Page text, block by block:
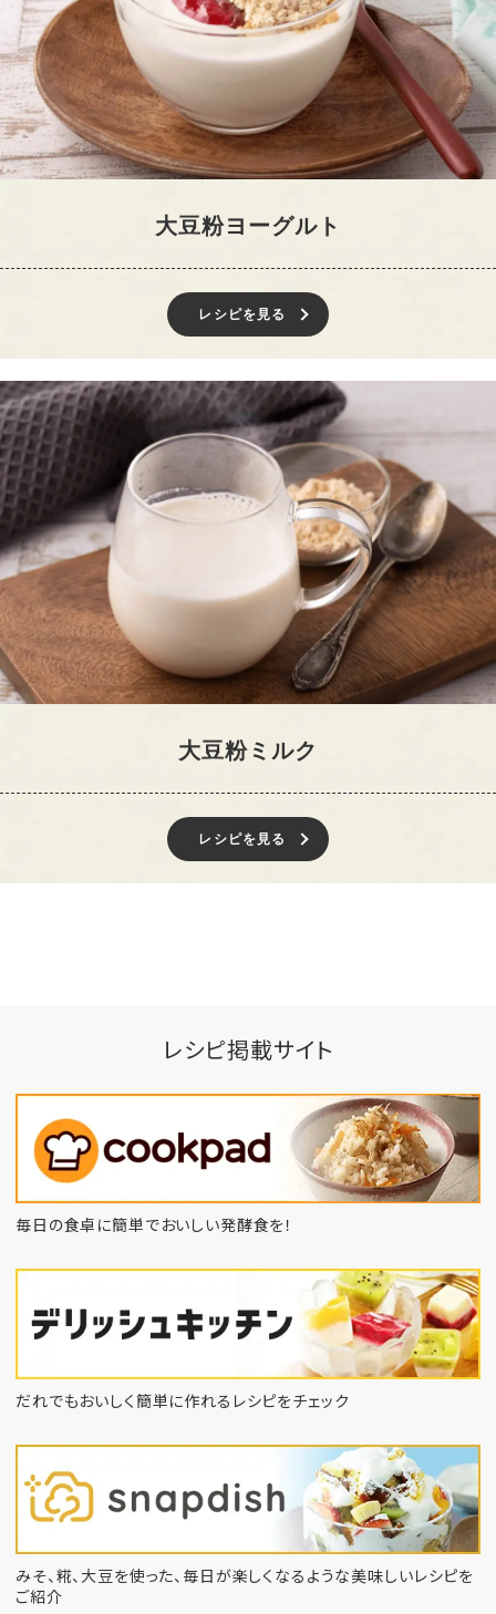
大豆粉ヨーグルト
レシピを見る
大豆粉ミルク
レシピを見る
レシピ掲載サイト
毎日の食卓に簡単でおいしい発酵食を！
だれでもおいしく簡単に作れるレシピをチェック
みそ、糀、大豆を使った、毎日が楽しくなるような美味しいレシピを
ご紹介